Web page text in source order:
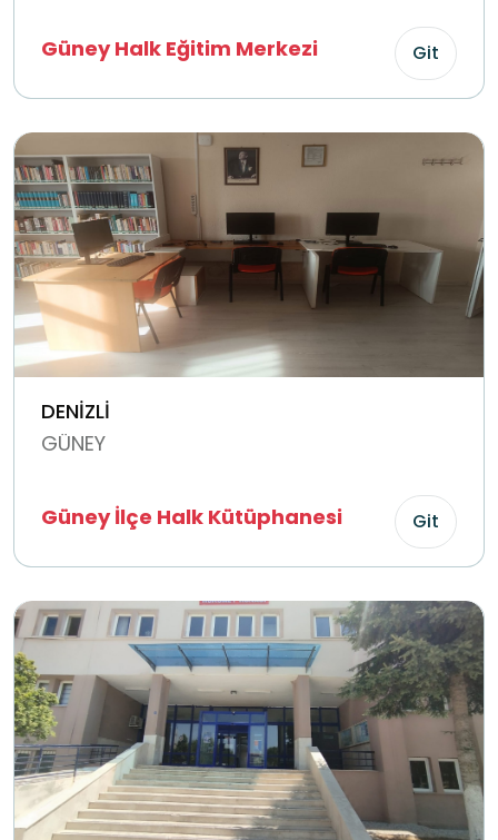
Güney Halk Eğitim Merkezi Git
DENİZLİ
GÜNEY
Güney İlçe Halk Kütüphanesi Git